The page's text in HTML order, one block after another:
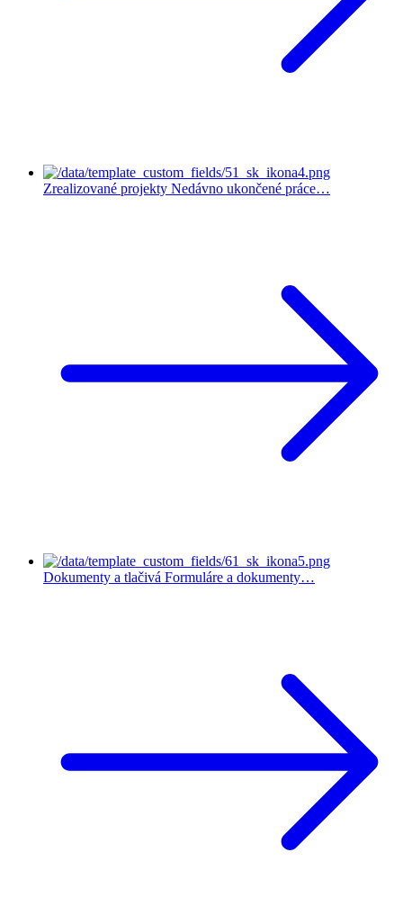
Zrealizované projekty Nedávno ukončené práce…
Dokumenty a tlačivá Formuláre a dokumenty…